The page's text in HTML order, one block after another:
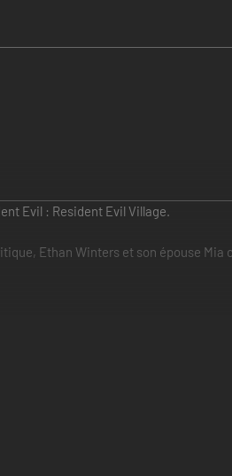
Evil : Resident Evil Village.
Ethan Winters et son épouse
de combats rapprochés
Evil, son apparition dans Resident
sans relâche et s'efforce de déjouer